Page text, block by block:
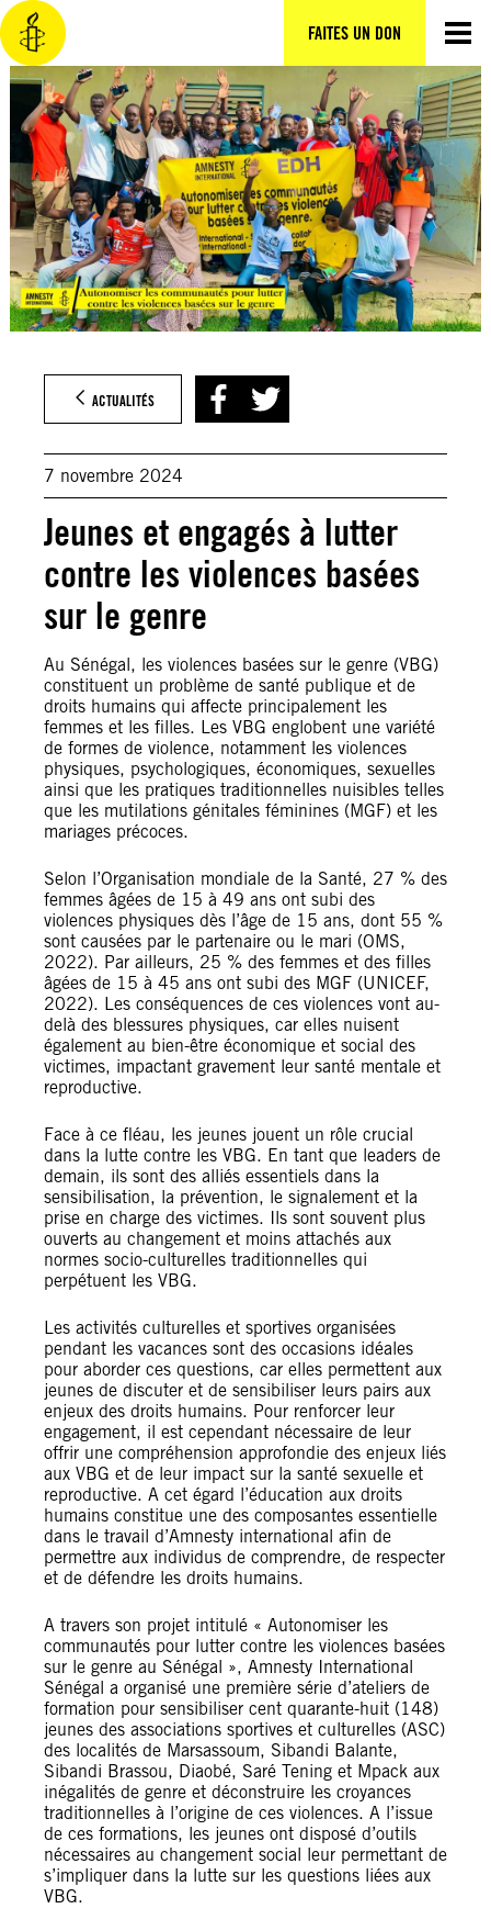
FAITES UN DON
Aller
au
contenu
ACTUALITÉS
7 novembre 2024
Jeunes et engagés à lutter
contre les violences basées
sur le genre
Au Sénégal, les violences basées sur le genre (VBG)
constituent un problème de santé publique et de
droits humains qui affecte principalement les
femmes et les filles. Les VBG englobent une variété
de formes de violence, notamment les violences
physiques, psychologiques, économiques, sexuelles
ainsi que les pratiques traditionnelles nuisibles telles
que les mutilations génitales féminines (MGF) et les
mariages précoces.
Selon l’Organisation mondiale de la Santé, 27 % des
femmes âgées de 15 à 49 ans ont subi des
violences physiques dès l’âge de 15 ans, dont 55 %
sont causées par le partenaire ou le mari (OMS,
2022). Par ailleurs, 25 % des femmes et des filles
âgées de 15 à 45 ans ont subi des MGF (UNICEF,
2022). Les conséquences de ces violences vont au-
delà des blessures physiques, car elles nuisent
également au bien-être économique et social des
victimes, impactant gravement leur santé mentale et
reproductive.
Face à ce fléau, les jeunes jouent un rôle crucial
dans la lutte contre les VBG. En tant que leaders de
demain, ils sont des alliés essentiels dans la
sensibilisation, la prévention, le signalement et la
prise en charge des victimes. Ils sont souvent plus
ouverts au changement et moins attachés aux
normes socio-culturelles traditionnelles qui
perpétuent les VBG.
Les activités culturelles et sportives organisées
pendant les vacances sont des occasions idéales
pour aborder ces questions, car elles permettent aux
jeunes de discuter et de sensibiliser leurs pairs aux
enjeux des droits humains. Pour renforcer leur
engagement, il est cependant nécessaire de leur
offrir une compréhension approfondie des enjeux liés
aux VBG et de leur impact sur la santé sexuelle et
reproductive. A cet égard l’éducation aux droits
humains constitue une des composantes essentielle
dans le travail d’Amnesty international afin de
permettre aux individus de comprendre, de respecter
et de défendre les droits humains.
A travers son projet intitulé « Autonomiser les
communautés pour lutter contre les violences basées
sur le genre au Sénégal », Amnesty International
Sénégal a organisé une première série d’ateliers de
formation pour sensibiliser cent quarante-huit (148)
jeunes des associations sportives et culturelles (ASC)
des localités de Marsassoum, Sibandi Balante,
Sibandi Brassou, Diaobé, Saré Tening et Mpack aux
inégalités de genre et déconstruire les croyances
traditionnelles à l’origine de ces violences. A l’issue
de ces formations, les jeunes ont disposé d’outils
nécessaires au changement social leur permettant de
s’impliquer dans la lutte sur les questions liées aux
VBG.